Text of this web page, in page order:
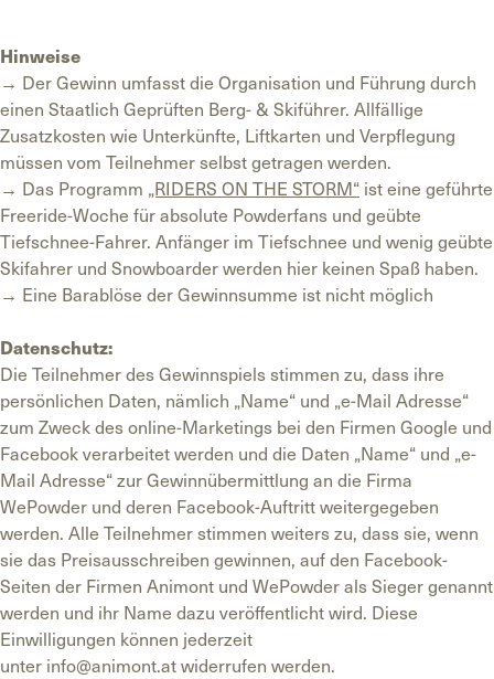
Hinweise
→ Der Gewinn umfasst die Organisation und Führung durch
einen Staatlich Geprüften Berg- & Skiführer. Allfällige
Zusatzkosten wie Unterkünfte, Liftkarten und Verpflegung
müssen vom Teilnehmer selbst getragen werden.
→ Das Programm „RIDERS ON THE STORM“ ist eine geführte
Freeride-Woche für absolute Powderfans und geübte
Tiefschnee-Fahrer. Anfänger im Tiefschnee und wenig geübte
Skifahrer und Snowboarder werden hier keinen Spaß haben.
→ Eine Barablöse der Gewinnsumme ist nicht möglich
Datenschutz:
Die Teilnehmer des Gewinnspiels stimmen zu, dass ihre
persönlichen Daten, nämlich „Name“ und „e-Mail Adresse“
zum Zweck des online-Marketings bei den Firmen Google und
Facebook verarbeitet werden und die Daten „Name“ und „e-
Mail Adresse“ zur Gewinnübermittlung an die Firma
WePowder und deren Facebook-Auftritt weitergegeben
werden. Alle Teilnehmer stimmen weiters zu, dass sie, wenn
sie das Preisausschreiben gewinnen, auf den Facebook-
Seiten der Firmen Animont und WePowder als Sieger genannt
werden und ihr Name dazu veröffentlicht wird. Diese
Einwilligungen können jederzeit
unter info@animont.atwiderrufen werden.